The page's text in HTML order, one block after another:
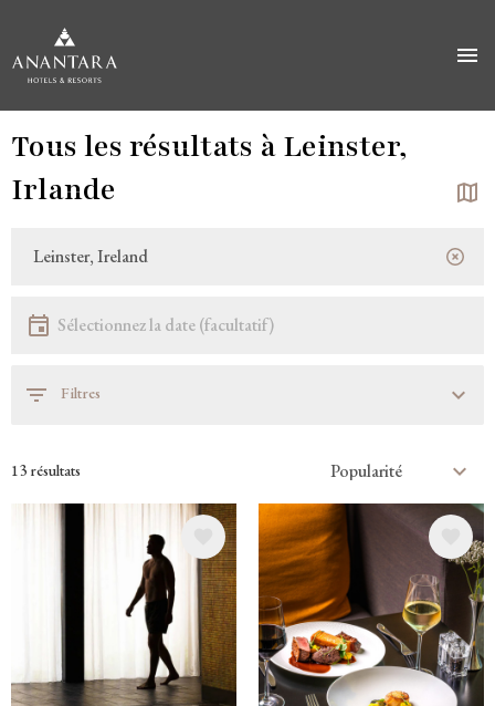
au
principal
Tous les résultats à Leinster,
Irlande
Sélectionnez la date
Filtres
13 résultats
Image Image